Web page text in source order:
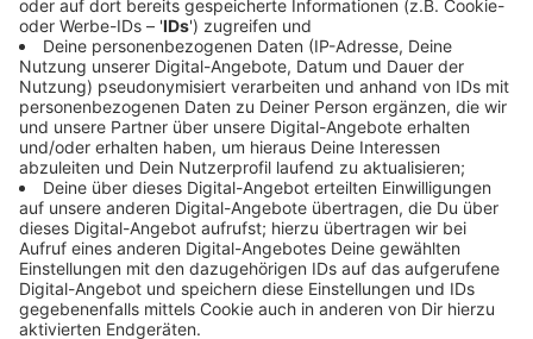
Nur die Kreise Soest und Olpe haben noch größere
Stauseeflächen als der Oberbergische Kreis mit seinen
883 Hektar. Dort ist die Wasserqualität an allen
offiziellen Badestellen ausgezeichnet. Das
Gesundheitsamt nimmt jetzt in der Sommersaison alle
vier Wochen neue Proben. Auf der neuen Karte des
Landesamts gibt es die Details zu allen offiziellen
Badestellen in NRW. Zu sehen ist auch, wie lange
jeweils die Anfahrt bis zum nächsten Badesee mit dem
Auto oder mit dem Fahrrad dauert. Für die Menschen